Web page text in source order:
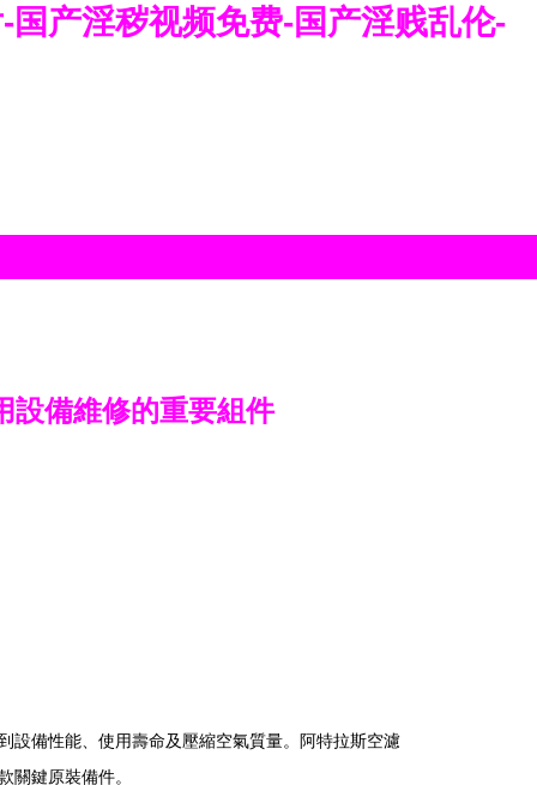
产淫秽视频免费-国产淫贱乱伦-
設備維修的重要組件
設備性能、使用壽命及壓縮空氣質量。阿特拉斯空濾
關鍵原裝備件。